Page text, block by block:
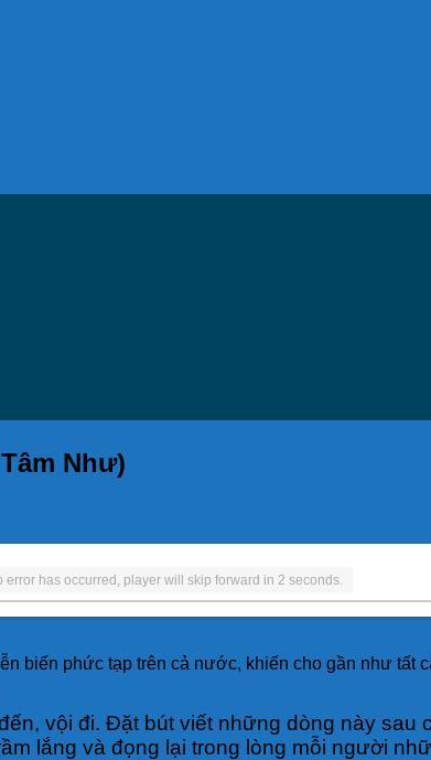
Như)
error has occurred, player will skip forward in 2 seconds.
biến phức tạp trên cả nước, khiến cho gần như tất
vội đi. Đặt bút viết những dòng này sau
lắng và đọng lại trong lòng mỗi người